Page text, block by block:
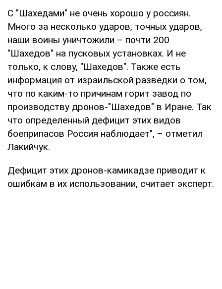
С "Шахедами" не очень хорошо у россиян.
Много за несколько ударов, точных ударов,
наши воины уничтожили – почти 200
"Шахедов" на пусковых установках. И не
только, к слову, "Шахедов". Также есть
информация от израильской разведки о том,
что по каким-то причинам горит завод по
производству дронов-"Шахедов" в Иране. Так
что определенный дефицит этих видов
боеприпасов Россия наблюдает", – отметил
Лакийчук.
Дефицит этих дронов-камикадзе приводит к
ошибкам в их использовании, считает эксперт.